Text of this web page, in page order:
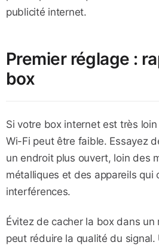
publicité internet.
Premier réglage :
box
Si votre box internet est très
Wi-Fi peut être faible. Essayez
un endroit plus ouvert, loin des
métalliques et des appareils qui
interférences.
Évitez de cacher la box dans un
peut réduire la qualité du signal.